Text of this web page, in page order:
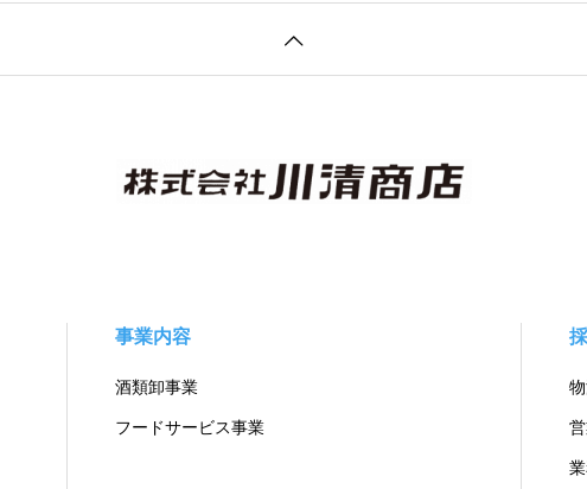
事業内容
酒類卸事業
フードサービス事業